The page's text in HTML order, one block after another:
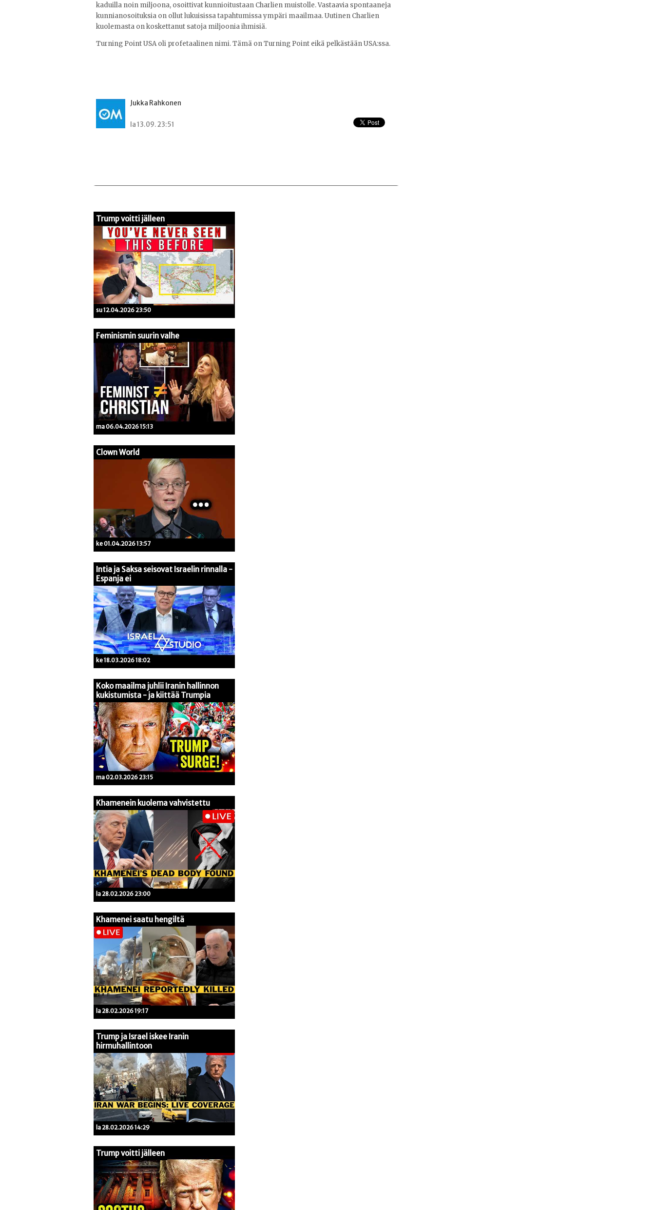
kaduilla noin miljoona, osoittivat kunnioitustaan Charlien muistolle. Vastaavia spontaaneja
kunnianosoituksia on ollut lukuisissa tapahtumissa ympäri maailmaa. Uutinen Charlien
kuolemasta on koskettanut satoja miljoonia ihmisiä.
Turning Point USA oli profetaalinen nimi. Tämä on Turning Point eikä pelkästään USA:ssa.
Jukka Rahkonen
la 13.09. 23:51
Trump voitti jälleen
su 12.04.2026 23:50
Feminismin suurin valhe
ma 06.04.2026 15:13
Clown World
ke 01.04.2026 13:57
Intia ja Saksa seisovat Israelin rinnalla -
Espanja ei
ke 18.03.2026 18:02
Koko maailma juhlii Iranin hallinnon
kukistumista - ja kiittää Trumpia
ma 02.03.2026 23:15
Khamenein kuolema vahvistettu
la 28.02.2026 23:00
Khamenei saatu hengiltä
la 28.02.2026 19:17
Trump ja Israel iskee Iranin
hirmuhallintoon
la 28.02.2026 14:29
Trump voitti jälleen